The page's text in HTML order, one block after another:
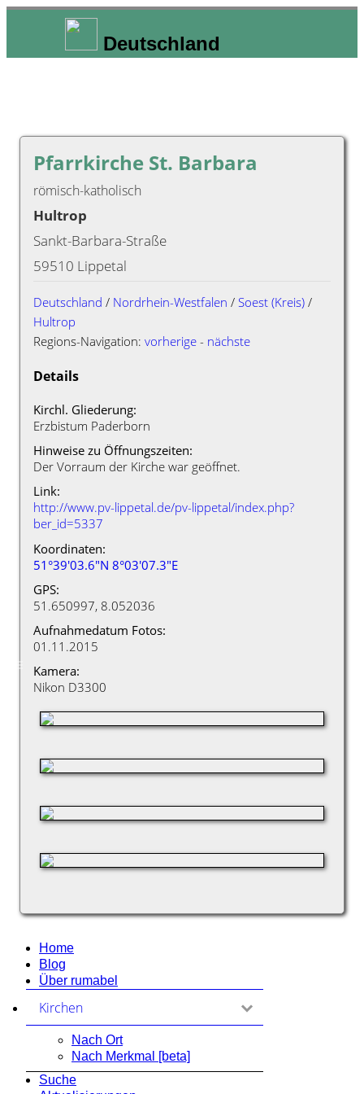
Deutschland
Pfarrkirche St. Barbara
römisch-katholisch
Hultrop
Sankt-Barbara-Straße
59510 Lippetal
Deutschland / Nordrhein-Westfalen / Soest (Kreis) /
Hultrop
Regions-Navigation: vorherige - nächste
Details
Kirchl. Gliederung:
Erzbistum Paderborn
Hinweise zu Öffnungszeiten:
Der Vorraum der Kirche war geöffnet.
Link:
http://www.pv-lippetal.de/pv-lippetal/index.php?
ber_id=5337
Koordinaten:
51°39'03.6"N 8°03'07.3"E
GPS:
51.650997, 8.052036
Aufnahmedatum Fotos:
01.11.2015
Kamera:
Nikon D3300
Home
Blog
Über rumabel
Kirchen
Nach Ort
Nach Merkmal [beta]
Suche